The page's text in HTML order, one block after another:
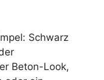
Schwarz
Beton-Look,